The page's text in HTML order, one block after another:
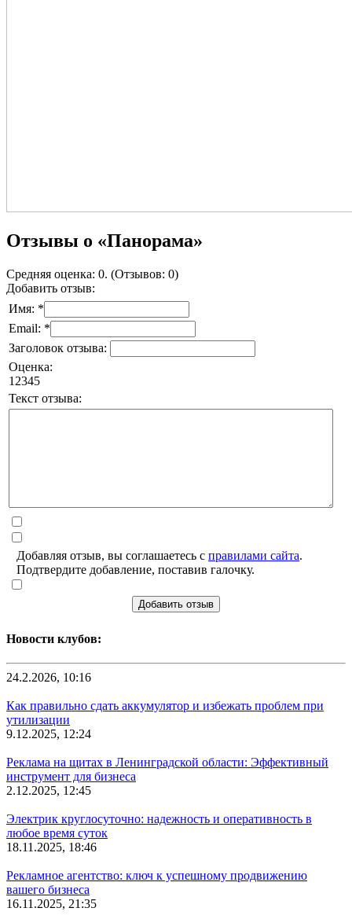
Отзывы о «Панорама»
Средняя оценка: 0. (Отзывов: 0)
Добавить отзыв:
Имя: *
Email: *
Заголовок отзыва:
Оценка:
1 2345
Текст отзыва:
Добавляя отзыв, вы соглашаетесь с правилами сайта.
Подтвердите добавление, поставив галочку.
Добавить отзыв
Новости клубов:
24.2.2026, 10:16
Как правильно сдать аккумулятор и избежать проблем при
утилизации
9.12.2025, 12:24
Реклама на щитах в Ленинградской области: Эффективный
инструмент для бизнеса
2.12.2025, 12:45
Электрик круглосуточно: надежность и оперативность в
любое время суток
18.11.2025, 18:46
Рекламное агентство: ключ к успешному продвижению
вашего бизнеса
16.11.2025, 21:35